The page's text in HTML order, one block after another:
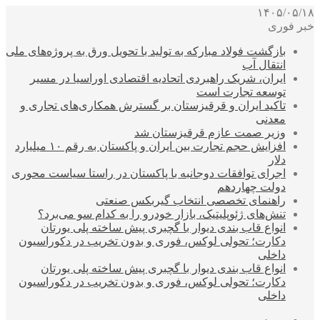
۱۴۰۵/۰۵/۱۸
خبر فوری
بازگشت فولاد مبارکه به تولید با تحویل ورق به پروژه‌های ملی
انتقال آب
ایران، شریک راهبردی اتحادیه اقتصادی اوراسیا در مسیر
توسعه تجارت است
تاکید ایران و قرقیزستان بر گسترش همکاری‌های تجاری و
معدنی
وزیر صمت عازم قرقیزستان شد
افزایش حجم تجارت بین ایران و پاکستان به رقم ۱۰ میلیارد
دلار
اجرای توافقات دوجانبه با پاکستان در راستا سیاست محوری
دولت چهاردهم
راهنمای تخصصی انتخاب گیربکس صنعتی
تنش‌های ژئوپلیتیک، بازار خودرو را به کدام سو می‌برد؟
انواع قاب بندی دیوار با گچبری پیش ساخته پلی یورتان
دکارت؛ تحولی لوکس، فوری و بدون تخریب در دکوراسیون
داخلی
انواع قاب بندی دیوار با گچبری پیش ساخته پلی یورتان
دکارت؛ تحولی لوکس، فوری و بدون تخریب در دکوراسیون
داخلی